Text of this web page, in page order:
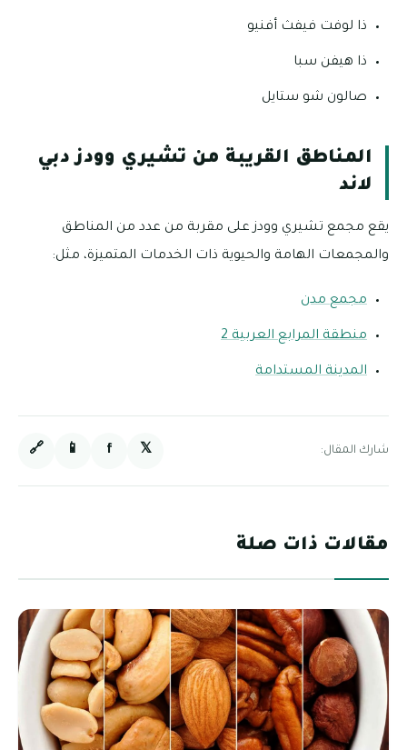
ذا لوفت فيفث أفنيو
ذا هيفن سبا
صالون شو ستايل
المناطق القريبة من تشيري وودز دبي
لاند
يقع مجمع تشيري وودز على مقربة من عدد من المناطق
والمجمعات الهامة والحيوية ذات الخدمات المتميزة، مثل:
مجمع مدن
منطقة المرابع العربية 2
المدينة المستدامة
شارك المقال: 𝕏
f
📱
🔗
مقالات ذات صلة